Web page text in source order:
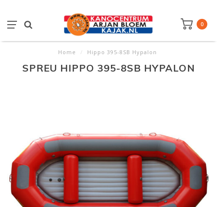
0
Home / Hippo 395-8SB Hypalon
SPREU HIPPO 395-8SB HYPALON